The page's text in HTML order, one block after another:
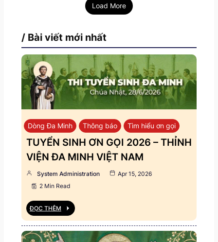
Load More
/ Bài viết mới nhất
Dòng Đa Minh Thông báo Tìm hiểu ơn gọi
TUYỂN SINH ƠN GỌI 2026 – THỈNH
VIỆN ĐA MINH VIỆT NAM
System Administration
Apr 15, 2026
2 Min Read
ĐỌC THÊM